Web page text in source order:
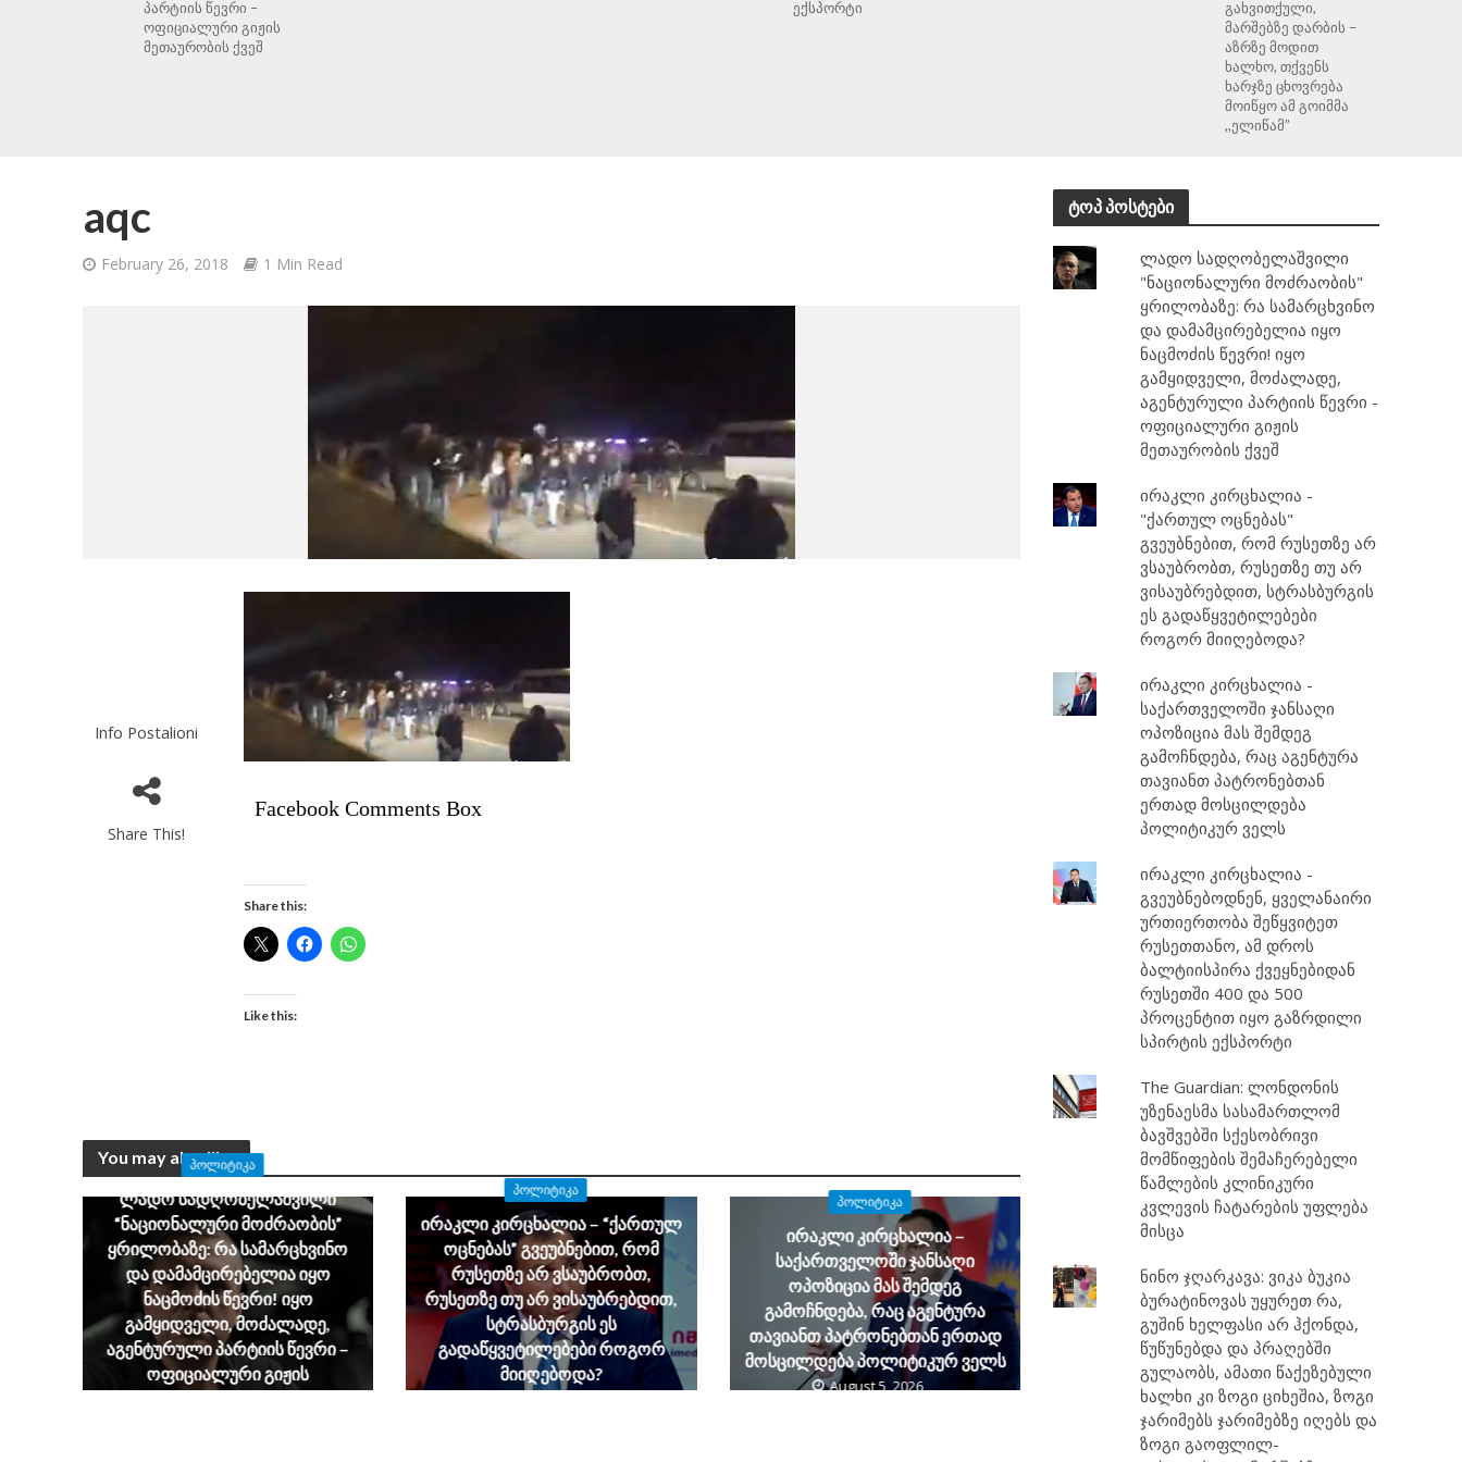
პარტიის წევრი –
ოფიციალური გიჟის
მეთაურობის ქვეშ
ექსპორტი
გახვითქული,
მარშებზე დარბის –
აზრზე მოდით
ხალხო, თქვენს
ხარჯზე ცხოვრება
მოიწყო ამ გოიმმა
,,ელიწამ”
aqc
February 26, 2018 1 Min Read
Info Postalioni
Share This!
Facebook Comments Box
Share this:
Like this:
You may also like
ᲞᲝᲚᲘᲢᲘᲙᲐ
ლადო სადღობელაშვილი
“ნაციონალური მოძრაობის”
ყრილობაზე: რა სამარცხვინო
და დამამცირებელია იყო
ნაცმოძის წევრი! იყო
გამყიდველი, მოძალადე,
აგენტურული პარტიის წევრი –
ოფიციალური გიჟის
ᲞᲝᲚᲘᲢᲘᲙᲐ
ირაკლი კირცხალია – “ქართულ
ოცნებას” გვეუბნებით, რომ
რუსეთზე არ ვსაუბრობთ,
რუსეთზე თუ არ ვისაუბრებდით,
სტრასბურგის ეს
გადაწყვეტილებები როგორ
მიიღებოდა?
ᲞᲝᲚᲘᲢᲘᲙᲐ
ირაკლი კირცხალია –
საქართველოში ჯანსაღი
ოპოზიცია მას შემდეგ
გამოჩნდება, რაც აგენტურა
თავიანთ პატრონებთან ერთად
მოსცილდება პოლიტიკურ ველს
August 5, 2026
ტოპ პოსტები
ლადო სადღობელაშვილი
"ნაციონალური მოძრაობის"
ყრილობაზე: რა სამარცხვინო
და დამამცირებელია იყო
ნაცმოძის წევრი! იყო
გამყიდველი, მოძალადე,
აგენტურული პარტიის წევრი -
ოფიციალური გიჟის
მეთაურობის ქვეშ
ირაკლი კირცხალია -
"ქართულ ოცნებას"
გვეუბნებით, რომ რუსეთზე არ
ვსაუბრობთ, რუსეთზე თუ არ
ვისაუბრებდით, სტრასბურგის
ეს გადაწყვეტილებები
როგორ მიიღებოდა?
ირაკლი კირცხალია -
საქართველოში ჯანსაღი
ოპოზიცია მას შემდეგ
გამოჩნდება, რაც აგენტურა
თავიანთ პატრონებთან
ერთად მოსცილდება
პოლიტიკურ ველს
ირაკლი კირცხალია -
გვეუბნებოდნენ, ყველანაირი
ურთიერთობა შეწყვიტეთ
რუსეთთანო, ამ დროს
ბალტიისპირა ქვეყნებიდან
რუსეთში 400 და 500
პროცენტით იყო გაზრდილი
სპირტის ექსპორტი
The Guardian: ლონდონის
უზენაესმა სასამართლომ
ბავშვებში სქესობრივი
მომწიფების შემაჩერებელი
წამლების კლინიკური
კვლევის ჩატარების უფლება
მისცა
ნინო ჯღარკავა: ვიკა ბუკია
ბურატინოვას უყურეთ რა,
გუშინ ხელფასი არ ჰქონდა,
წუწუნებდა და პრაღებში
გულაობს, ამათი წაქეზებული
ხალხი კი ზოგი ციხეშია, ზოგი
ჯარიმებს ჯარიმებზე იღებს და
ზოგი გაოფლილ-